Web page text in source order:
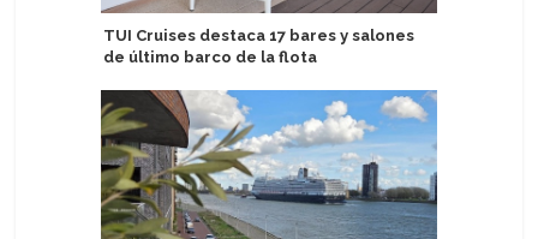
TUI Cruises destaca 17 bares y salones
de último barco de la flota